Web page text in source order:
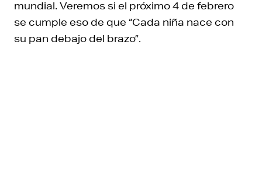
mundial. Veremos si el próximo 4 de febrero
se cumple eso de que “Cada niña nace con
su pan debajo del brazo”.